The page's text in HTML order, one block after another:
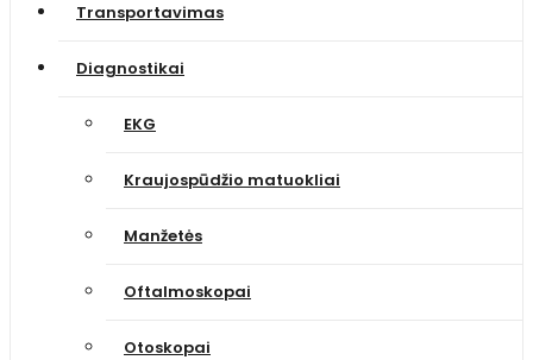
Transportavimas
Diagnostikai
EKG
Kraujospūdžio matuokliai
Manžetės
Oftalmoskopai
Otoskopai